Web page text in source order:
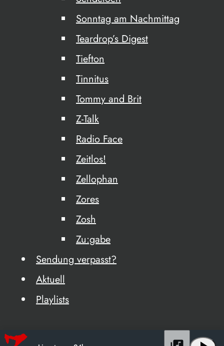
Sonntag am Nachmittag
Teardrop’s Digest
Tiefton
Tinnitus
Tommy and Brit
Z-Talk
Radio Face
Zeitlos!
Zellophan
Zores
Zosh
Zu:gabe
Sendung verpasst?
Aktuell
Playlists